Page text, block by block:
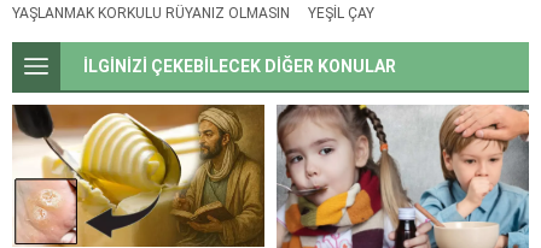
YAŞLANMAK KORKULU RÜYANIZ OLMASIN
YEŞIL ÇAY
İLGİNİZİ ÇEKEBİLECEK DİĞER KONULAR